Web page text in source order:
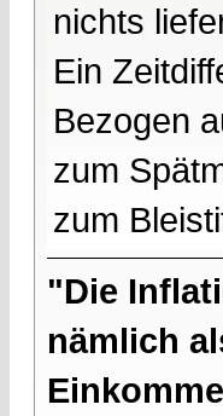
nichts
Ein
Bezogen
zum
zum
"Die
nämlich